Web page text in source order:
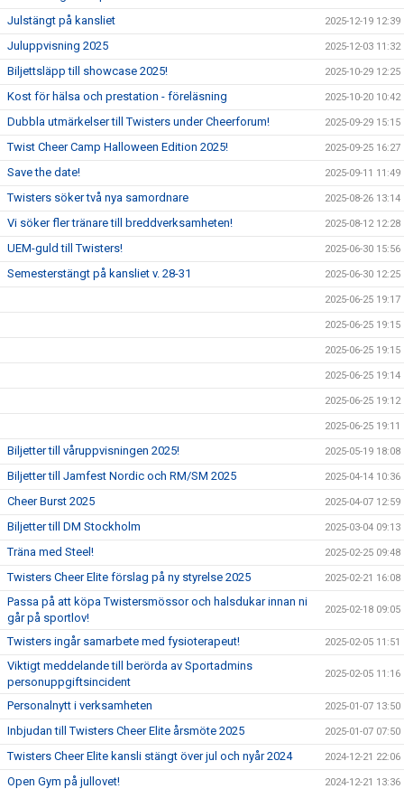
Julstängt på kansliet 2025-12-19 12:39
Juluppvisning 2025 2025-12-03 11:32
Biljettsläpp till showcase 2025! 2025-10-29 12:25
Kost för hälsa och prestation - föreläsning 2025-10-20 10:42
Dubbla utmärkelser till Twisters under Cheerforum! 2025-09-29 15:15
Twist Cheer Camp Halloween Edition 2025! 2025-09-25 16:27
Save the date! 2025-09-11 11:49
Twisters söker två nya samordnare 2025-08-26 13:14
Vi söker fler tränare till breddverksamheten! 2025-08-12 12:28
UEM-guld till Twisters! 2025-06-30 15:56
Semesterstängt på kansliet v. 28-31 2025-06-30 12:25
2025-06-25 19:17
2025-06-25 19:15
2025-06-25 19:15
2025-06-25 19:14
2025-06-25 19:12
2025-06-25 19:11
Biljetter till våruppvisningen 2025! 2025-05-19 18:08
Biljetter till Jamfest Nordic och RM/SM 2025 2025-04-14 10:36
Cheer Burst 2025 2025-04-07 12:59
Biljetter till DM Stockholm 2025-03-04 09:13
Träna med Steel! 2025-02-25 09:48
Twisters Cheer Elite förslag på ny styrelse 2025 2025-02-21 16:08
Passa på att köpa Twistersmössor och halsdukar innan ni
går på sportlov!
2025-02-18 09:05
Twisters ingår samarbete med fysioterapeut! 2025-02-05 11:51
Viktigt meddelande till berörda av Sportadmins
personuppgiftsincident
2025-02-05 11:16
Personalnytt i verksamheten 2025-01-07 13:50
Inbjudan till Twisters Cheer Elite årsmöte 2025 2025-01-07 07:50
Twisters Cheer Elite kansli stängt över jul och nyår 2024 2024-12-21 22:06
Open Gym på jullovet! 2024-12-21 13:36